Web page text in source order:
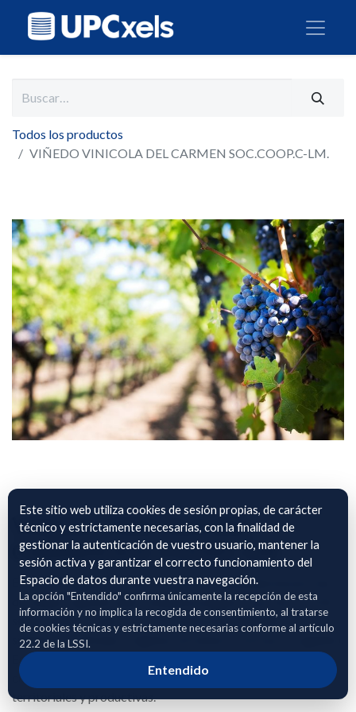
Todos los productos
VIÑEDO VINICOLA DEL CARMEN SOC.COOP.C-LM.
VIÑEDO VINICOLA DEL
CARMEN SOC.COOP.C-LM.
El archivo adjunto incluye información detallada de parcelas
de viñedo, identificadas mediante polígono, parcela y recinto
según SIGPAC, junto con su localización geográfica,
superficie cultivada y régimen de tenencia (secano o regadío).
Estos datos permiten una adecuada caracterización del
cultivo y facilitan su análisis en relación con variables
territoriales y productivas.
Este sitio web utiliza cookies de sesión propias, de carácter
técnico y estrictamente necesarias, con la finalidad de
gestionar la autenticación de vuestro usuario, mantener la
sesión activa y garantizar el correcto funcionamiento del
Espacio de datos durante vuestra navegación.
La opción "Entendido" confirma únicamente la recepción de esta
información y no implica la recogida de consentimiento, al tratarse
de cookies técnicas y estrictamente necesarias conforme al artículo
22.2 de la LSSI.
Entendido